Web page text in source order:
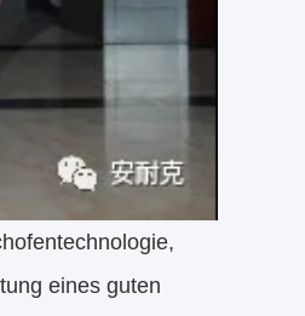
eines guten